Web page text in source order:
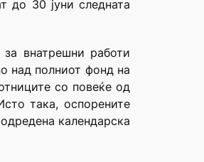
до 30 јуни следната
внатрешни работи
над полниот фонд на
со повеќе од
така, оспорените
календарска